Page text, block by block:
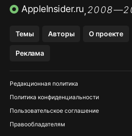
ПРИЛОЖЕНИЯ БЕЗ APP STORE
AppleInsider.ru,
Темы Авторы О проекте
Реклама
Редакционная политика
Политика конфиденциальности
Пользовательское соглашение
Правообладателям